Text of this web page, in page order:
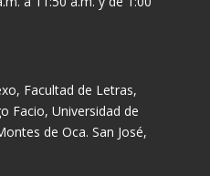
Facultad de Letras,
Facio, Universidad de
de Oca. San José,